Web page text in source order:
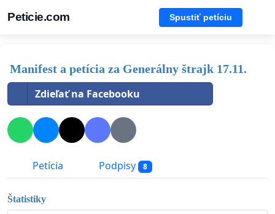
Peticie.com Spustiť petíciu
Manifest a petícia za Generálny štrajk 17.11.
Zdieľať na Facebooku
Petícia Podpisy 8
Štatistiky